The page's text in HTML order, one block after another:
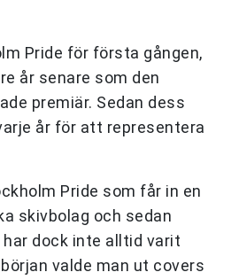
Pride för första gången,
år senare som den
premiär. Sedan dess
år för att representera
Pride som får in en
skivbolag och sedan
dock inte alltid varit
valde man ut covers